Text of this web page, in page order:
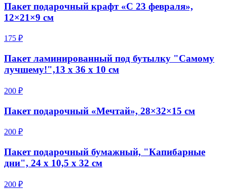
Пакет подарочный крафт «С 23 февраля»,
12×21×9 см
175 ₽
Пакет ламинированный под бутылку "Самому
лучшему!",13 х 36 х 10 см
200 ₽
Пакет подарочный «Мечтай», 28×32×15 см
200 ₽
Пакет подарочный бумажный, "Капибарные
дни", 24 х 10,5 х 32 см
200 ₽